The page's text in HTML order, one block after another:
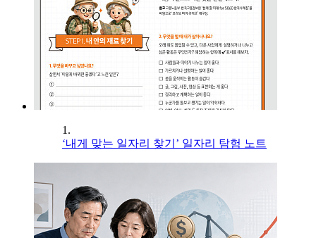
1.
‘내게 맞는 일자리 찾기’ 일자리 탐험 노트